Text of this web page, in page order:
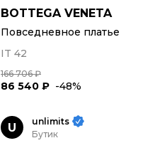
BOTTEGA VENETA
Повседневное платье
IT 42
166 706 ₽
86 540 ₽ -48%
U
unlimits
Бутик